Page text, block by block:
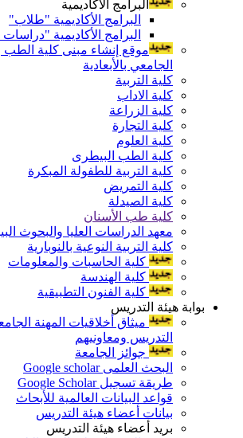
البرامج الأكاديمية
البرامج الأكاديمية "طلاب"
البرامج الأكاديمية "دراسات
موقع إنشاء مبنى كلية
الجامعي بالأبعادية
كلية التربية
كلية الاداب
كلية الزراعة
كلية التجارة
كلية العلوم
كلية الطب البيطرى
كلية التربية للطفولة المبكرة
كلية التمريض
كلية الصيدلة
كلية طب الأسنان
معهد الدراسات العليا والبحوث
كلية التربية النوعية بالنوبارية
كلية الحاسبات والمعلومات
كلية الهندسة
كلية الفنون التطبيقية
بوابة هيئة التدريس
ميثاق أخلاقيات المهنة
التدريس ومعاونيهم
جوائز الجامعة
البحث العلمى Google scholar
طريقة تسجيل Google Scholar
قواعد البيانات العالمية للأبحاث
بيانات أعضاء هيئة التدريس
بريد أعضاء هيئة التدريس